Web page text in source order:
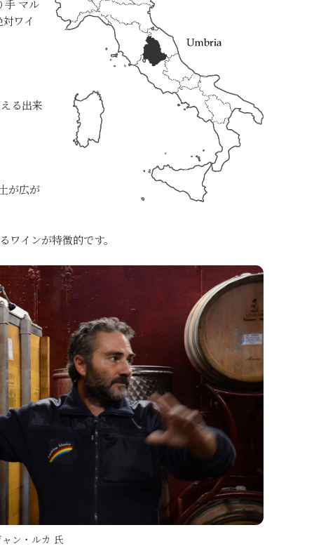
手 マル
ワイ
る出来
が広が
インが特徴的です。
ン・ルカ 氏